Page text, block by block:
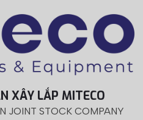
XÂY LẮP MITECO
JOINT STOCK COMPANY